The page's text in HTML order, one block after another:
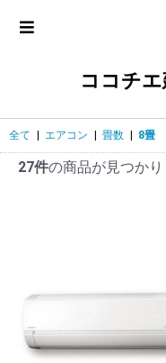
ココチ
全て エアコン 畳数 8畳
27件の商品が見つかり